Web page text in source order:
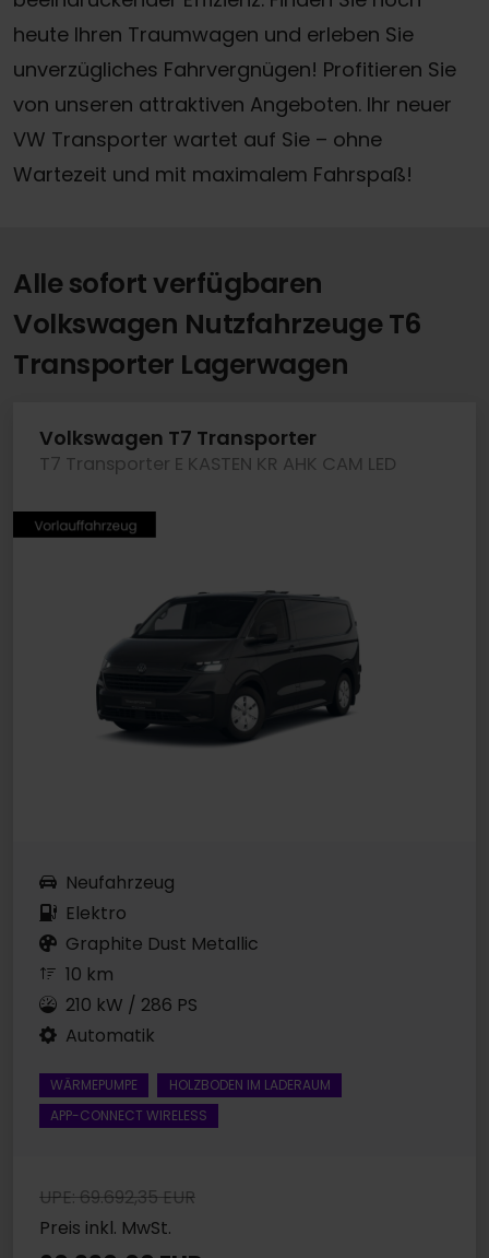
heute Ihren Traumwagen und erleben Sie
unverzügliches Fahrvergnügen! Profitieren Sie
von unseren attraktiven Angeboten. Ihr neuer
VW Transporter wartet auf Sie – ohne
Wartezeit und mit maximalem Fahrspaß!
Alle sofort verfügbaren
Volkswagen Nutzfahrzeuge T6
Transporter Lagerwagen
Volkswagen T7 Transporter
T7 Transporter E KASTEN KR AHK CAM LED
Neufahrzeug
Elektro
Graphite Dust Metallic
10 km
210 kW / 286 PS
Automatik
WÄRMEPUMPE
HOLZBODEN IM LADERAUM
APP-CONNECT WIRELESS
UPE: 69.692,35 EUR
Preis inkl. MwSt.